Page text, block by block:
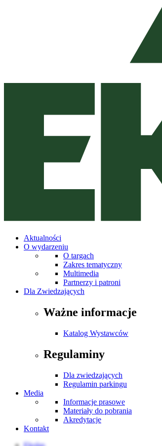
Aktualności
O wydarzeniu
O targach
Zakres tematyczny
Multimedia
Partnerzy i patroni
Dla Zwiedzających
Ważne informacje
Katalog Wystawców
Regulaminy
Dla zwiedzających
Regulamin parkingu
Media
Informacje prasowe
Materiały do pobrania
Akredytacje
Kontakt